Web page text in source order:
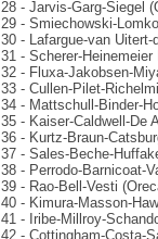
28 - Jarvis-Garg-Siegel
29 - Smiechowski-
30 - Lafargue-van
31 - Scherer-
32 - Fluxa-Jakobsen-
33 - Cullen-Pilet-
34 - Mattschull-Binder-
35 - Kaiser-Caldwell-De
36 - Kurtz-Braun-
37 - Sales-Beche-
38 - Perrodo-Barnicoat-
39 - Rao-Bell-Vesti
40 - Kimura-Masson-
41 - Iribe-Millroy-
42 - Cottingham-Costa-